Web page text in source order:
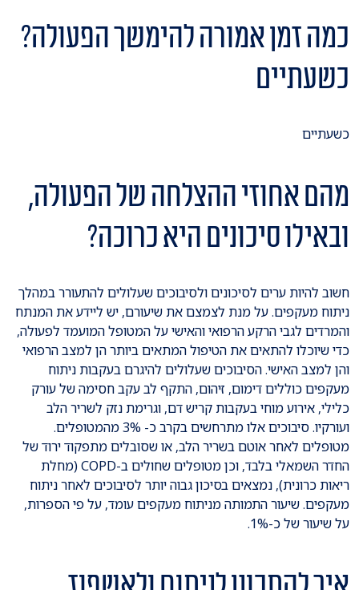
כמה זמן אמורה להימשך הפעולה?
כשעתיים
כשעתיים
מהם אחוזי ההצלחה של הפעולה,
ובאילו סיכונים היא כרוכה?
חשוב להיות ערים לסיכונים ולסיבוכים שעלולים להתעורר במהלך
ניתוח מעקפים. על מנת לצמצם את שיעורם, יש ליידע את המנתח
והמרדים לגבי הרקע הרפואי והאישי על המטופל המועמד לפעולה,
כדי שיוכלו להתאים את הטיפול המתאים ביותר הן למצב הרפואי
והן למצב האישי. הסיבוכים שעלולים להיגרם בעקבות ניתוח
מעקפים כוללים דימום, זיהום, התקף לב עקב חסימה של עורק
כלילי, אירוע מוחי בעקבות קריש דם, וגרימת נזק לשריר הלב
ועורקיו. סיבוכים אלו מתרחשים בקרב כ- 3% מהמטופלים.
מטופלים לאחר אוטם בשריר הלב, או שסובלים מתפקוד ירוד של
החדר השמאלי בלבד, וכן מטופלים שחולים ב-COPD (מחלת
ריאות כרונית), נמצאים בסיכון גבוה יותר לסיבוכים לאחר ניתוח
מעקפים. שיעור התמותה מניתוח מעקפים עומד, על פי הספרות,
על שיעור של כ-1%.